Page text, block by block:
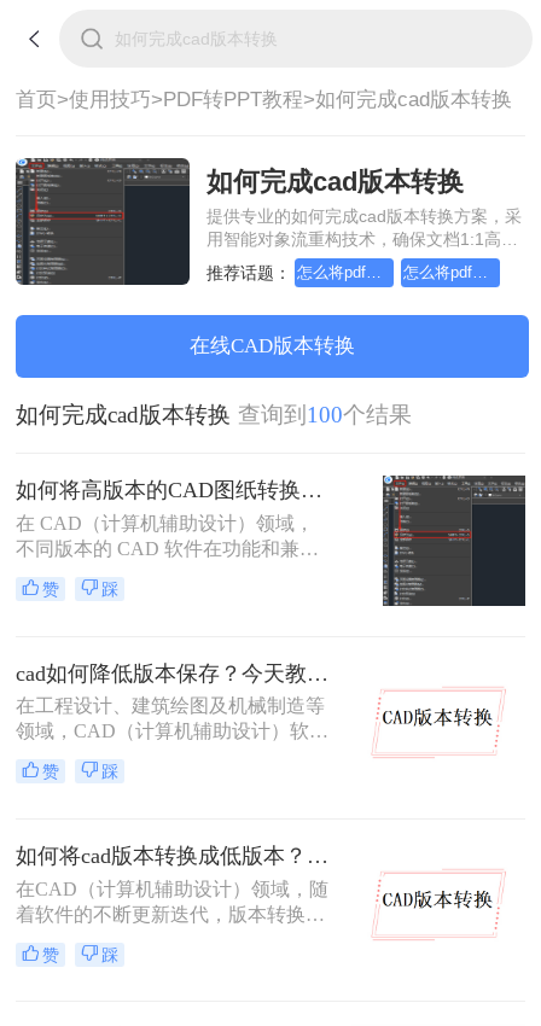
首页>使用技巧>PDF转PPT教程>如何完成cad版本转换
如何完成cad版本转换
提供专业的如何完成cad版本转换方案，采
用智能对象流重构技术，确保文档1:1高保
真还原且排版不乱码。支持一键批量处
理，全链路 SSL 加密保障隐私安全。助您
装，高效办公。
推荐话题： 怎么将pdf转换成换为ppt，实用的方法来了 怎么将pdf转换成换为ppt，分享一种简单的方法
在线CAD版本转换
如何完成cad版本转换 查询到 100个结果
如何将高版本的CAD图纸转换成低版本的CAD图纸？3种实用方法对比！
在 CAD（计算机辅助设计）领域，
不同版本的 CAD 软件在功能和兼容
性上存在差异。高版本 CAD 绘制的
图纸，低版本软件往往无法直接打
为低版本 成为设计师的常见需求。本
文从 转换精度、操作难度、批量能
力、隐私安全 四个维度，对比三种主
择。
赞 踩
cad如何降低版本保存？今天教你3种三种实用方法对比！
在工程设计、建筑绘图及机械制造等
领域，CAD（计算机辅助设计）软件
被广泛应用于二维和三维设计工作。
然而，不同版本的 CAD 软件之间存
直接打开高版本文件。当我们需要将
图纸分享给使用旧版 CAD 的合作伙
伴或客户时，将 CAD 文件降低版本
何降低版本保存呢？本文从转换精
赞 踩
如何将cad版本转换成低版本？分享二种方法给你！3秒实现~！
在CAD（计算机辅助设计）领域，随
着软件的不断更新迭代，版本转换成
为了一个常见的需求。特别是在需要
将高版本的CAD文件与旧版软件或不
赞 踩